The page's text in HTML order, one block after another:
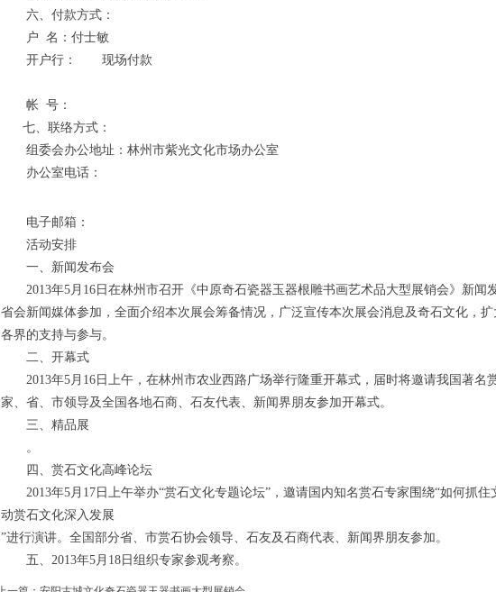
六、付款方式：
户 名：付士敏
开户行： 现场付款
帐 号：
七、联络方式：
组委会办公地址：林州市紫光文化市场办公室
办公室电话：
电子邮箱：
活动安排
一、新闻发布会
2013年5月16日在林州市召开《中原奇石瓷器玉器根雕书画艺术品大型展销会》新闻
省会新闻媒体参加，全面介绍本次展会筹备情况，广泛宣传本次展会消息及奇石文化，
各界的支持与参与。
二、开幕式
2013年5月16日上午，在林州市农业西路广场举行隆重开幕式，届时将邀请我国著名
家、省、市领导及全国各地石商、石友代表、新闻界朋友参加开幕式。
三、精品展
。
四、赏石文化高峰论坛
2013年5月17日上午举办“赏石文化专题论坛”，邀请国内知名赏石专家围绕“如何抓住
动赏石文化深入发展
”进行演讲。全国部分省、市赏石协会领导、石友及石商代表、新闻界朋友参加。
五、2013年5月18日组织专家参观考察。